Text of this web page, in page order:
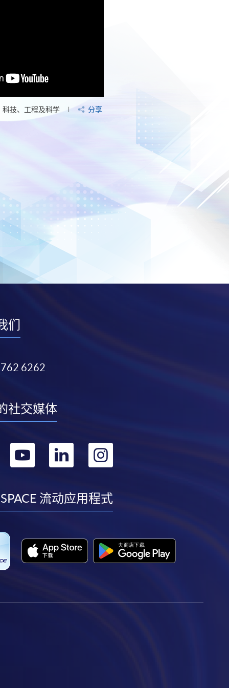
科技、工程及科学 分享
们
6262
社交媒体
转
youtube
转
linkedin
转
instagram
流动应用程式